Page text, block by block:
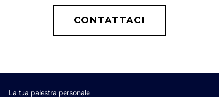
CONTATTACI
La tua palestra personale